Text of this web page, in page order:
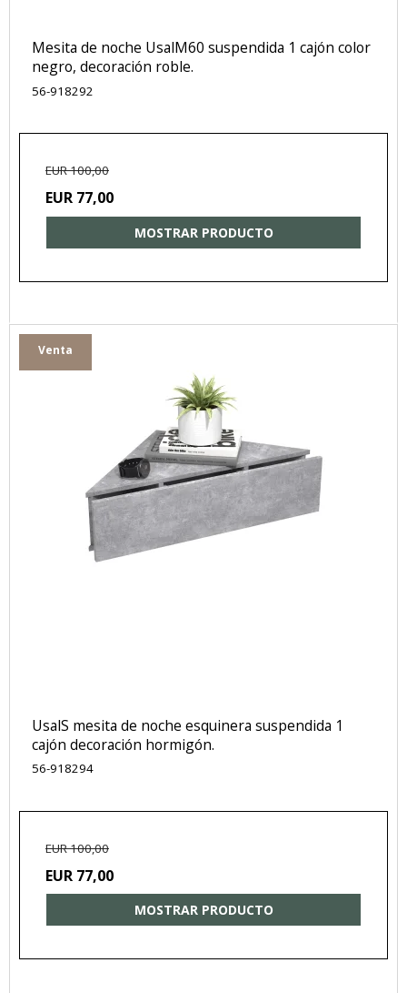
Mesita de noche UsalM60 suspendida 1 cajón color
negro, decoración roble.
56-918292
EUR 100,00
EUR 77,00
MOSTRAR PRODUCTO
Venta
UsalS mesita de noche esquinera suspendida 1
cajón decoración hormigón.
56-918294
EUR 100,00
EUR 77,00
MOSTRAR PRODUCTO